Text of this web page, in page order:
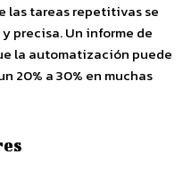
las tareas repetitivas se
precisa. Un informe de
la automatización puede
20% a 30% en muchas